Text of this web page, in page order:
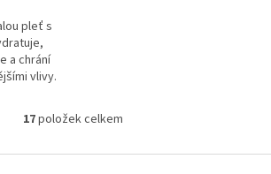
pleť s
a chrání
vlivy.
O
l
17položek celkem